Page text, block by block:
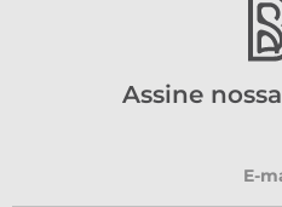
Assine